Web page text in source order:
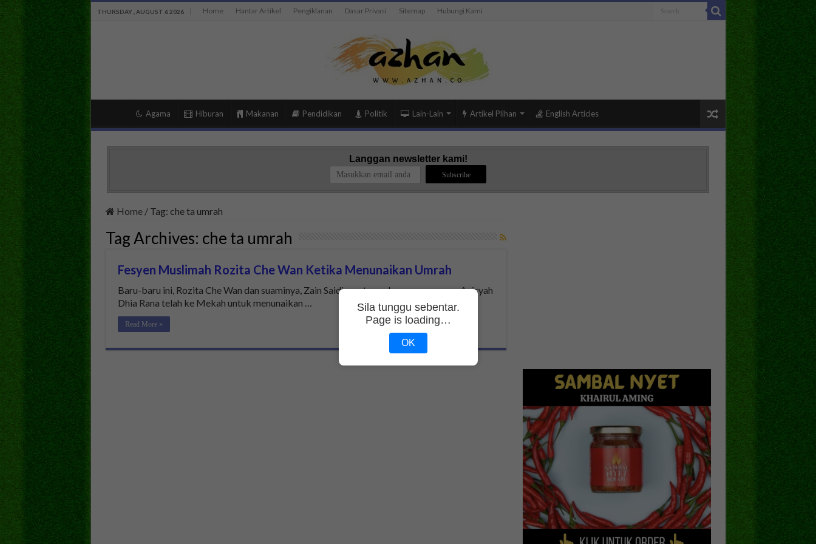
THURSDAY , AUGUST 6 2026 Home Hantar Artikel Pengiklanan Dasar Privasi Sitemap Hubungi Kami
Agama Hiburan Makanan Pendidikan Politik Lain-Lain Artikel Plihan English Articles
Langgan newsletter kami!
Home / Tag: che ta umrah
Tag Archives: che ta umrah
Fesyen Muslimah Rozita Che Wan Ketika Menunaikan Umrah
Baru-baru ini, Rozita Che Wan dan suaminya, Zain Saidin serta anak perempuannya, Aaisyah
Dhia Rana telah ke Mekah untuk menunaikan …
Read More »
Sila tunggu sebentar.
Page is loading…
OK